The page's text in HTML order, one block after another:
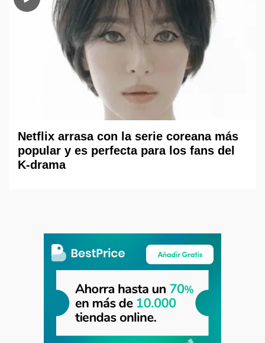
Netflix arrasa con la serie coreana más
popular y es perfecta para los fans del
K-drama